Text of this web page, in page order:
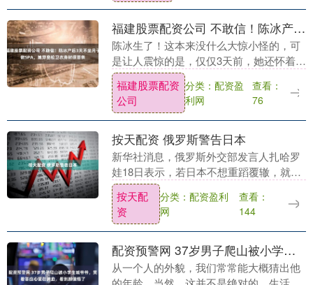
福建股票配资公司 不敢信！陈冰产后3天不坐月子做SPA，她穿宽松卫衣身材很苗条
陈冰生了！这本来没什么大惊小怪的，可
是让人震惊的是，仅仅3天前，她还怀着大
肚子与朋友们聚餐，谁能想到三天后，她
却轻盈地走在街头，似乎刚生完宝宝的
她，连一丝疲态都....
福建股票配资
公司
分类：配资盈
利网
查看：
76
按天配资 俄罗斯警告日本
新华社消息，俄罗斯外交部发言人扎哈罗
娃18日表示，若日本不想重蹈覆辙，就应
汲取历史教训，恪守日本宪法中的和平主
义条款。 扎哈罗娃当天在例行记者会上回
答记者提问时....
按天配
资
分类：配资盈利
网
查看：
144
配资预警网 37岁男子爬山被小学生喊爷爷，笑着答应心里在滴血，看到颜值悟了
从一个人的外貌，我们常常能大概猜出他